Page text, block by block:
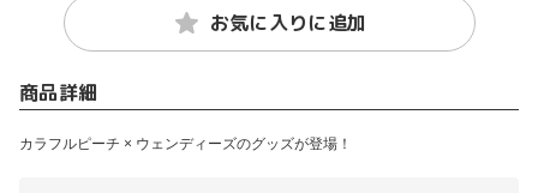
お気に入りに追加
商品詳細
カラフルピーチ × ウェンディーズのグッズが登場！